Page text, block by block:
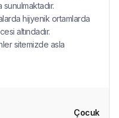
sunulmaktadır.
hijyenik ortamlarda
altındadır.
sitemizde asla
Çocuk